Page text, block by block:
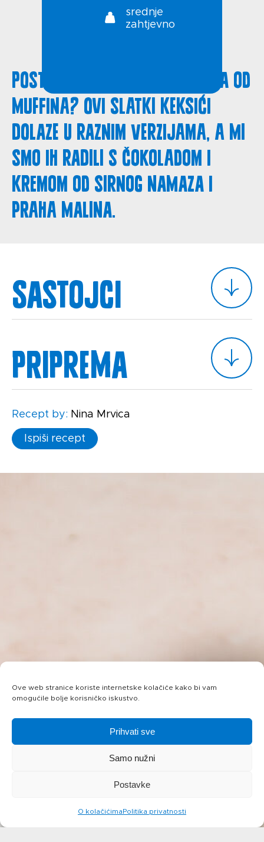
Ove web stranice koriste internetske kolačiće kako bi vam
omogućile bolje korisničko iskustvo.
Prihvati sve
Samo nužni
Postavke
O kolačićimaPolitika privatnosti
srednje
zahtjevno
Postoji li poznatija slastica od
muffina? Ovi slatki keksići
dolaze u raznim verzijama, a mi
smo ih radili s čokoladom i
kremom od sirnog namaza i
praha malina.
Sastojci
Priprema
Recept by: Nina Mrvica
Ispiši recept